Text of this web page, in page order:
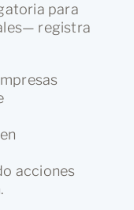
para
registra
acciones